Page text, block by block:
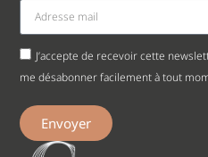
J’accepte de recevoir cette
me désabonner facilement à tout
Envoyer